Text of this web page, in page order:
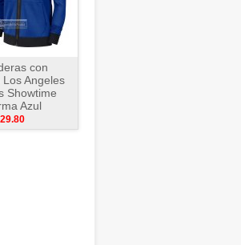
con
Angeles
Showtime
Azul